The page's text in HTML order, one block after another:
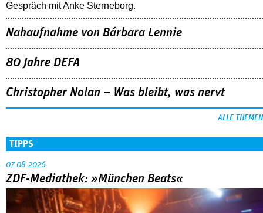
Gespräch mit Anke Sterneborg.
Nahaufnahme von Bárbara Lennie
80 Jahre DEFA
Christopher Nolan – Was bleibt, was nervt
ALLE THEMEN
TIPPS
07.08.2026
ZDF-Mediathek: »München Beats«